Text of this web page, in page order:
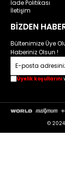
İade Politikası
İletişim
BİZDEN
Bültenimize Üye
Haberiniz Olsun !
Üyelik koşullarını
© 2024